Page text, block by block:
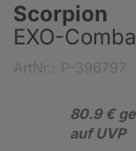
Scorpion
EXO-
80.9 €
auf UVP